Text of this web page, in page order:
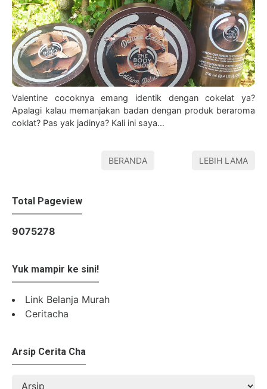
Valentine cocoknya emang identik dengan cokelat ya?
Apalagi kalau memanjakan badan dengan produk beraroma
coklat? Pas yak jadinya? Kali ini saya…
BERANDA LEBIH LAMA
Total Pageview
9075278
Yuk mampir ke sini!
Link Belanja Murah
Ceritacha
Arsip Cerita Cha